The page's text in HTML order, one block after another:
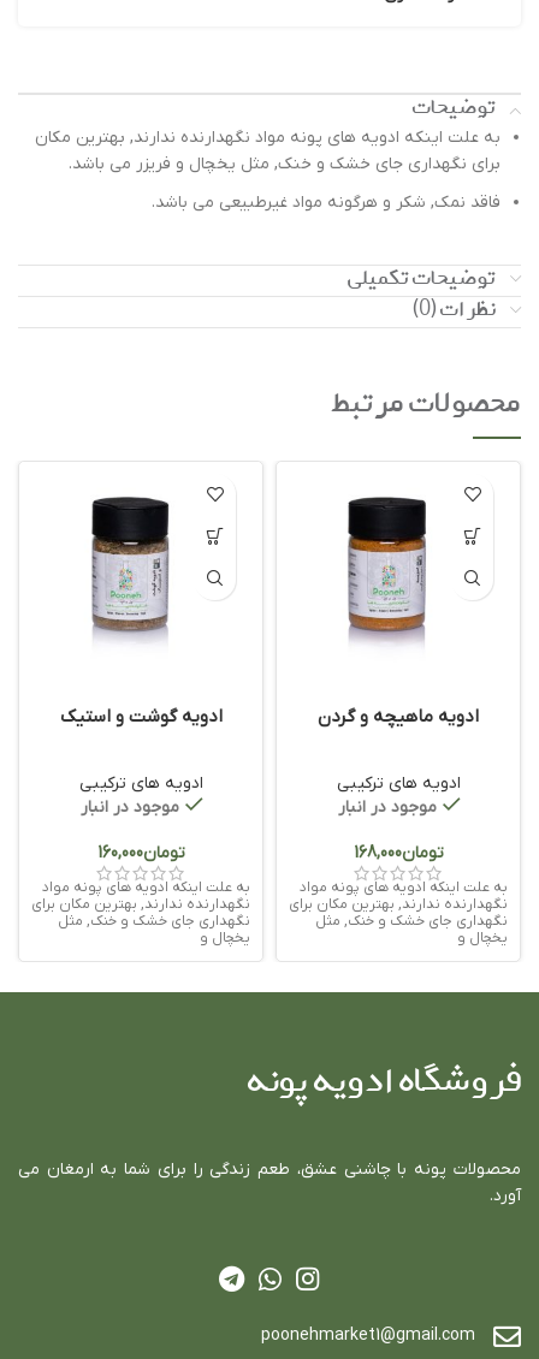
توضیحات
به علت اینکه ادویه های پونه مواد نگهدارنده ندارند, بهترین مکان
برای نگهداری جای خشک و خنک, مثل یخچال و فریزر می باشد.
فاقد نمک, شکر و هرگونه مواد غیرطبیعی می باشد.
توضیحات تکمیلی
نظرات (0)
محصولات مرتبط
ادویه ماهیچه و گردن
ادویه های ترکیبی
موجود در انبار
تومان
به علت اینکه ادویه های پونه مواد
نگهدارنده ندارند, بهترین مکان برای
نگهداری جای خشک و خنک, مثل
یخچال و
ادویه گوشت و استیک
ادویه های ترکیبی
موجود در انبار
تومان
به علت اینکه ادویه های پونه مواد
نگهدارنده ندارند, بهترین مکان برای
نگهداری جای خشک و خنک, مثل
یخچال و
فروشگاه ادویه پونه
محصولات پونه با چاشني عشق، طعم زندگي را براي شما به ارمغان مي
آورد.
poonehmarket1@gmail.com